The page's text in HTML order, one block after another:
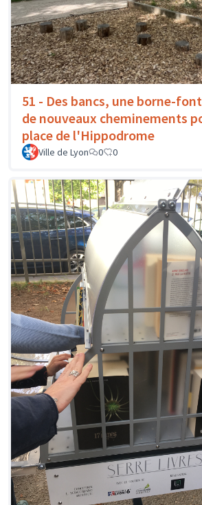
51 - Des bancs, une borne-
de nouveaux cheminements
place de l'Hippodrome
Ville de Lyon 0 0